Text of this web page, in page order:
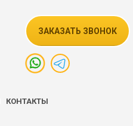
ЗАКАЗАТЬ ЗВОНОК
КОНТАКТЫ